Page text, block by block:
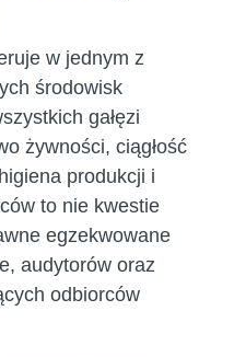
w jednym z
środowisk
gałęzi
żywności, ciągłość
produkcji i
to nie kwestie
egzekwowane
audytorów oraz
odbiorców